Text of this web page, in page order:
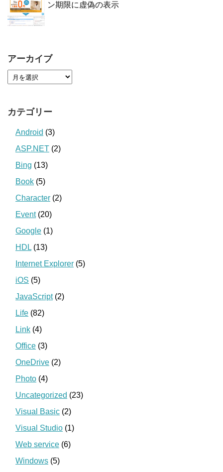
ン期限に虚偽の表示
アーカイブ
カテゴリー
Android (3)
ASP.NET (2)
Bing (13)
Book (5)
Character (2)
Event(20)
Google (1)
HDL (13)
Internet Explorer (5)
iOS (5)
JavaScript(2)
Life (82)
Link (4)
Office (3)
OneDrive (2)
Photo (4)
Uncategorized (23)
Visual Basic (2)
Visual Studio (1)
Web service (6)
Windows (5)